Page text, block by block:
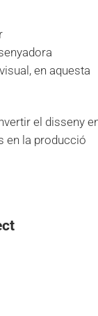
en aquesta
el disseny
en la producció